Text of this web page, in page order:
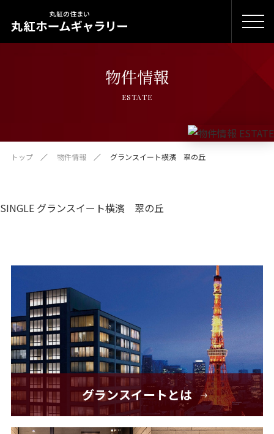
物件情報
ESTATE
トップ 物件情報 グランスイート横濱 翠の丘
SINGLE グランスイート横濱 翠の丘
グランスイートとは